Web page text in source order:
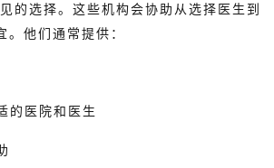
的选择。这些机构会协助从选择医生到
。他们通常提供：
医院和医生